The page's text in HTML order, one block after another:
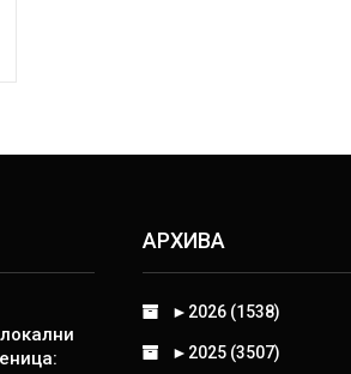
АРХИВА
► 2026 (1538)
► 2025 (3507)